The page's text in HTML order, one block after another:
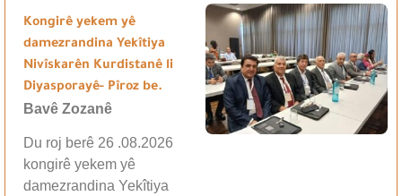
Kongirê yekem yê
damezrandina Yekîtiya
Nivîskarên Kurdistanê li
Diyasporayê- Pîroz be.
Bavê Zozanê
Du roj berê 26 .08.2026
kongirê yekem yê
damezrandina Yekîtiya